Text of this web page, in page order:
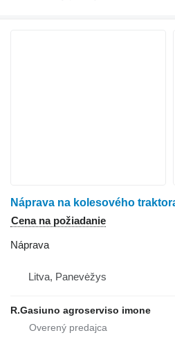
Náprava na kolesového
Cena na požiadanie
Náprava
Litva, Panevėžys
R.Gasiuno agroserviso imone